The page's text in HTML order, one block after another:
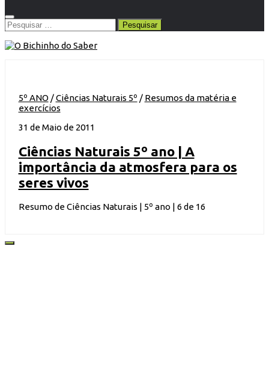
Pesquisar
por:
5º ANO /Ciências Naturais 5º / Resumos da matéria e
exercícios
31 de Maio de 2011
Ciências Naturais 5º ano | A
importância da atmosfera para os
seres vivos
Resumo de Ciências Naturais | 5º ano | 6 de 16